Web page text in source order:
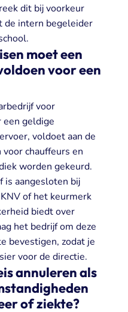
dit bij voorkeur
de intern begeleider
moet een
voor een
voor
een geldige
voldoet aan de
chauffeurs en
worden gekeurd.
is aangesloten bij
of het keurmerk
biedt over
het bedrijf om deze
bevestigen, zodat je
voor de directie.
annuleren als
of ziekte?